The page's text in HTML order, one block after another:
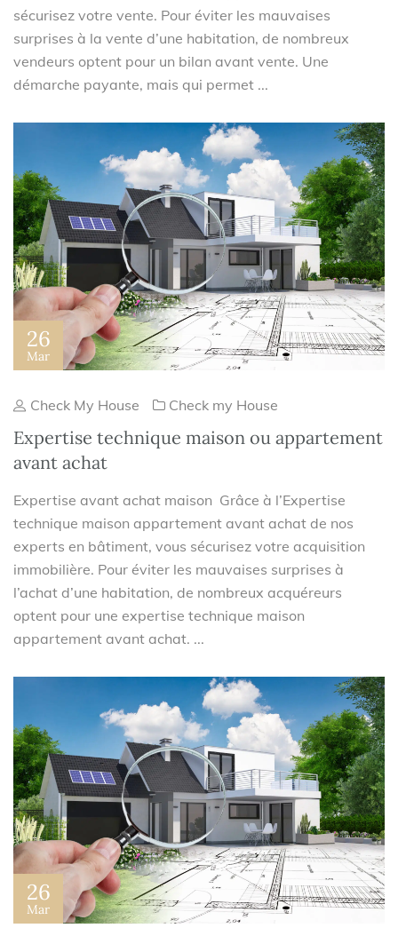
sécurisez votre vente. Pour éviter les mauvaises
surprises à la vente d’une habitation, de nombreux
vendeurs optent pour un bilan avant vente. Une
démarche payante, mais qui permet ...
26
Mar
Check My House Check my House
Expertise technique maison ou appartement
avant achat
Expertise avant achat maison Grâce à l’Expertise
technique maison appartement avant achat de nos
experts en bâtiment, vous sécurisez votre acquisition
immobilière. Pour éviter les mauvaises surprises à
l’achat d’une habitation, de nombreux acquéreurs
optent pour une expertise technique maison
appartement avant achat. ...
26
Mar